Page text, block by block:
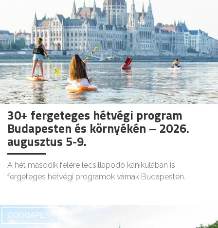
30+ fergeteges hétvégi program
Budapesten és környékén – 2026.
augusztus 5-9.
A hét második felére lecsillapodó kánikulában is
fergeteges hétvégi programok várnak Budapesten.
GOODAPEST